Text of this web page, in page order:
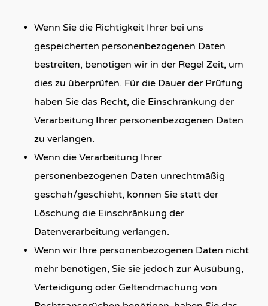
Wenn Sie die Richtigkeit Ihrer bei uns
gespeicherten personenbezogenen Daten
bestreiten, benötigen wir in der Regel Zeit, um
dies zu überprüfen. Für die Dauer der Prüfung
haben Sie das Recht, die Einschränkung der
Verarbeitung Ihrer personenbezogenen Daten
zu verlangen.
Wenn die Verarbeitung Ihrer
personenbezogenen Daten unrechtmäßig
geschah/geschieht, können Sie statt der
Löschung die Einschränkung der
Datenverarbeitung verlangen.
Wenn wir Ihre personenbezogenen Daten nicht
mehr benötigen, Sie sie jedoch zur Ausübung,
Verteidigung oder Geltendmachung von